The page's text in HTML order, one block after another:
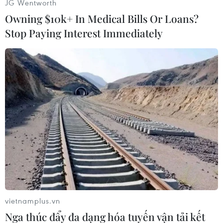
trưởng Tài chính có nguy cơ dẫn tới sự sụp đổ
của liên minh cầm quyền và kéo theo một cuộc
bầu cử mới.
Đảng của ông Lapid đang nắm số ghế tương
đương với đảng Likud của ông Netanyahu. Nếu
ông Lapid rút khỏi liên minh cầm quyền, sẽ cần
tổ chức bầu cử mới. Hai lãnh đạo đã gặp nhau
chiều 14/9, tuy nhiên chưa đạt đồng thuận về
việc này.
Trước đó, Bộ Quốc phòng đã đề xuất tăng ngân
sách lên thủ tướng và mức đề xuất này có thể
nới rộng thâm hụt ngân sách tới 3,18% GDP. Bộ
Tài chính phản đối vì không muốn phải tăng
thuế đánh vào người dân Israel./.
JG Wentworth
Owning $10k+ In Medical Bills Or Loans?
Stop Paying Interest Immediately
vietnamplus.vn
Nga thúc đẩy đa dạng hóa tuyến vận tải kết